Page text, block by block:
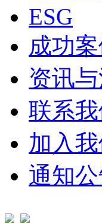
ESG
成功案
资讯
联系我
加入
通知